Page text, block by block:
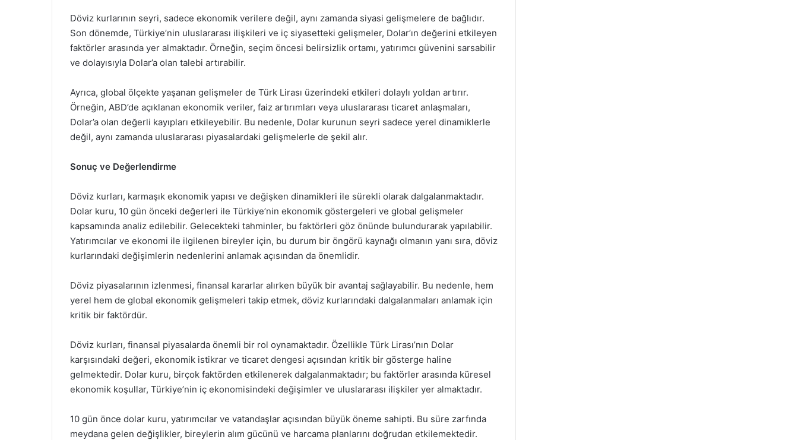
Döviz kurlarının seyri, sadece ekonomik verilere değil, aynı zamanda siyasi gelişmelere de bağlıdır.
Son dönemde, Türkiye’nin uluslararası ilişkileri ve iç siyasetteki gelişmeler, Dolar’ın değerini etkileyen
faktörler arasında yer almaktadır. Örneğin, seçim öncesi belirsizlik ortamı, yatırımcı güvenini sarsabilir
ve dolayısıyla Dolar’a olan talebi artırabilir.
Ayrıca, global ölçekte yaşanan gelişmeler de Türk Lirası üzerindeki etkileri dolaylı yoldan artırır.
Örneğin, ABD’de açıklanan ekonomik veriler, faiz artırımları veya uluslararası ticaret anlaşmaları,
Dolar’a olan değerli kayıpları etkileyebilir. Bu nedenle, Dolar kurunun seyri sadece yerel dinamiklerle
değil, aynı zamanda uluslararası piyasalardaki gelişmelerle de şekil alır.
Sonuç ve Değerlendirme
Döviz kurları, karmaşık ekonomik yapısı ve değişken dinamikleri ile sürekli olarak dalgalanmaktadır.
Dolar kuru, 10 gün önceki değerleri ile Türkiye’nin ekonomik göstergeleri ve global gelişmeler
kapsamında analiz edilebilir. Gelecekteki tahminler, bu faktörleri göz önünde bulundurarak yapılabilir.
Yatırımcılar ve ekonomi ile ilgilenen bireyler için, bu durum bir öngörü kaynağı olmanın yanı sıra, döviz
kurlarındaki değişimlerin nedenlerini anlamak açısından da önemlidir.
Döviz piyasalarının izlenmesi, finansal kararlar alırken büyük bir avantaj sağlayabilir. Bu nedenle, hem
yerel hem de global ekonomik gelişmeleri takip etmek, döviz kurlarındaki dalgalanmaları anlamak için
kritik bir faktördür.
Döviz kurları, finansal piyasalarda önemli bir rol oynamaktadır. Özellikle Türk Lirası’nın Dolar
karşısındaki değeri, ekonomik istikrar ve ticaret dengesi açısından kritik bir gösterge haline
gelmektedir. Dolar kuru, birçok faktörden etkilenerek dalgalanmaktadır; bu faktörler arasında küresel
ekonomik koşullar, Türkiye’nin iç ekonomisindeki değişimler ve uluslararası ilişkiler yer almaktadır.
10 gün önce dolar kuru, yatırımcılar ve vatandaşlar açısından büyük öneme sahipti. Bu süre zarfında
meydana gelen değişlikler, bireylerin alım gücünü ve harcama planlarını doğrudan etkilemektedir.